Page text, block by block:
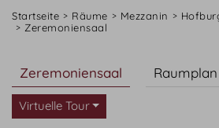
Startseite Räume Mezzanin
Zeremoniensaal
Zeremoniensaal Raumplan
Virtuelle Tour